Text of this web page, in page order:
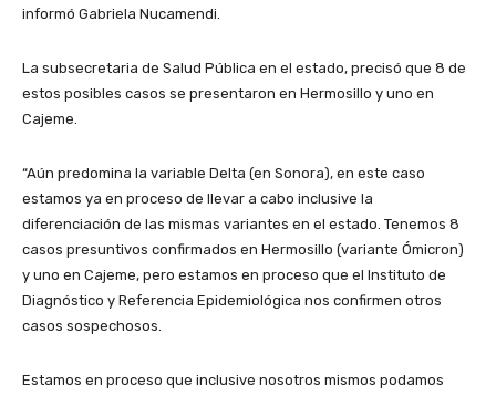
informó Gabriela Nucamendi.
La subsecretaria de Salud Pública en el estado, precisó que 8 de
estos posibles casos se presentaron en Hermosillo y uno en
Cajeme.
“Aún predomina la variable Delta (en Sonora), en este caso
estamos ya en proceso de llevar a cabo inclusive la
diferenciación de las mismas variantes en el estado. Tenemos 8
casos presuntivos confirmados en Hermosillo (variante Ómicron)
y uno en Cajeme, pero estamos en proceso que el Instituto de
Diagnóstico y Referencia Epidemiológica nos confirmen otros
casos sospechosos.
Estamos en proceso que inclusive nosotros mismos podamos